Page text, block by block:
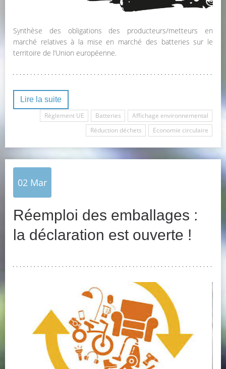
Synthèse des obligations des producteurs/metteurs en
marché relatives à la mise en marché des batteries sur le
territoire de l’Union européenne.
Lire la suite
Règlement UE
Batteries
Affichage environnemental
Réduction déchets
Economie circulaire
02 Mar
Réemploi des emballages :
la déclaration est ouverte !